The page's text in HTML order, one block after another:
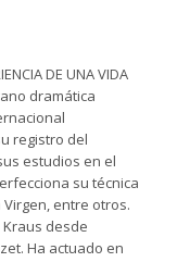
DE UNA VIDA
dramática
registro del
estudios en el
su técnica
entre otros.
desde
Ha actuado en